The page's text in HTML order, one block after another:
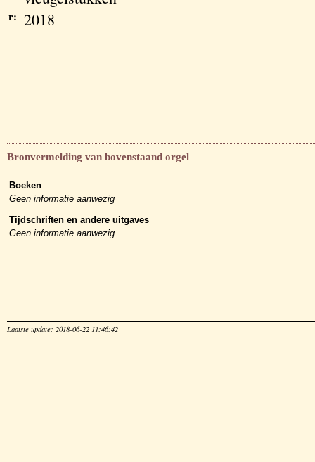
r: 2018
Bronvermelding van bovenstaand orgel
Boeken
Geen informatie aanwezig
Tijdschriften en andere uitgaves
Geen informatie aanwezig
Laatste update: 2018-06-22 11:46:42